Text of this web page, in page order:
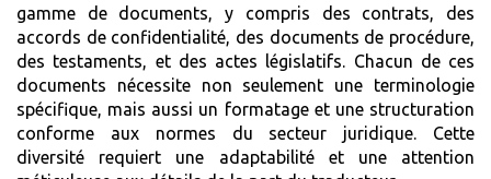
gamme de documents, y compris des contrats, des
accords de confidentialité, des documents de procédure,
des testaments, et des actes législatifs. Chacun de ces
documents nécessite non seulement une terminologie
spécifique, mais aussi un formatage et une structuration
conforme aux normes du secteur juridique. Cette
diversité requiert une adaptabilité et une attention